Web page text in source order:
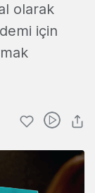
olarak
için